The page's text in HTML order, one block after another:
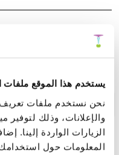
يستخدم هذا الموقع ملفات
نحن نستخدم ملفات
والإعلانات، وذلك لتوفير
الزيارات الواردة إلينا.
المعلومات حول
أحادي القطب
الدوامات: إطار
ملخص >